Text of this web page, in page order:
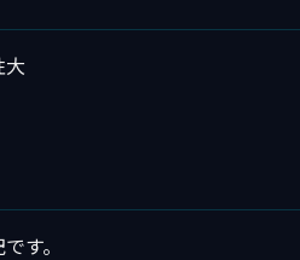
大
す。